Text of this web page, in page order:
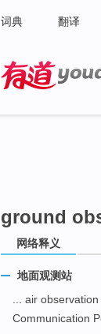
词典 翻译
ground
网络释义
地面观测站
... air
Communication